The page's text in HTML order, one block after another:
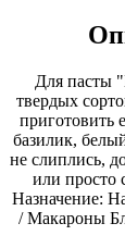
Для пасты
твердых
приготовить
базилик,
не слиплись,
или просто
Назначение:
/ Макароны